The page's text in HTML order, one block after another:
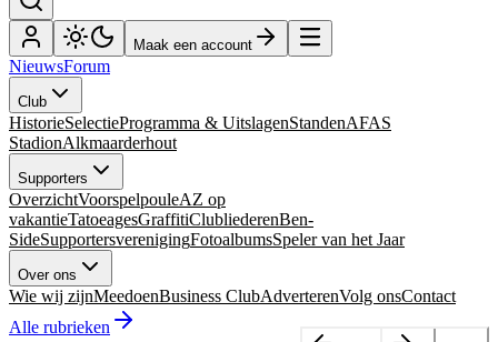
Maak een account
NieuwsForum
Club
HistorieSelectieProgramma & UitslagenStandenAFAS
StadionAlkmaarderhout
Supporters
OverzichtVoorspelpouleAZ op
vakantieTatoeagesGraffitiClubliederenBen-
SideSupportersverenigingFotoalbumsSpeler van het Jaar
Over ons
Wie wij zijnMeedoenBusiness ClubAdverterenVolg onsContact
Alle rubrieken